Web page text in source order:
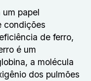
papel
condições
de ferro,
é um
a molécula
dos pulmões